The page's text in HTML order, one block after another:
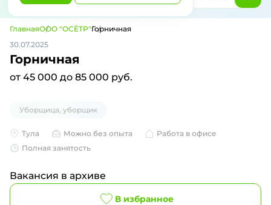
ГлавнаяООО "ОСЁТР"Горничная
30.07.2025
Горничная
от 45 000 до 85 000 руб.
Уборщица, уборщик
Тула Можно без опыта
Работа в офисе
Полная занятость
Вакансия в архиве
В избранное